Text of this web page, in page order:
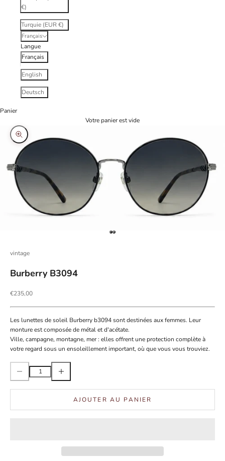
€)
Turquie (EUR €)
Français
Langue
Français
English
Deutsch
Panier
Votre panier est vide
Zoomer sur l'image
Aller à l'élément 1
Aller à l'élément 2
vintage
Burberry B3094
Prix de vente
€235,00
Les lunettes de soleil Burberry b3094 sont destinées aux femmes. Leur
monture est composée de métal et d'acétate.
Ville, campagne, montagne, mer : elles offrent une protection complète à
votre regard sous un ensoleillement important, où que vous vous trouviez.
Diminuer la quantité
AJOUTER AU PANIER